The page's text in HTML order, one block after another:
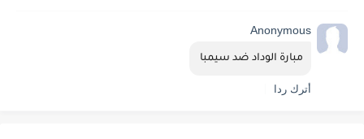
Anonymous
مبارة الوداد ضد سيمبا
أترك ردا